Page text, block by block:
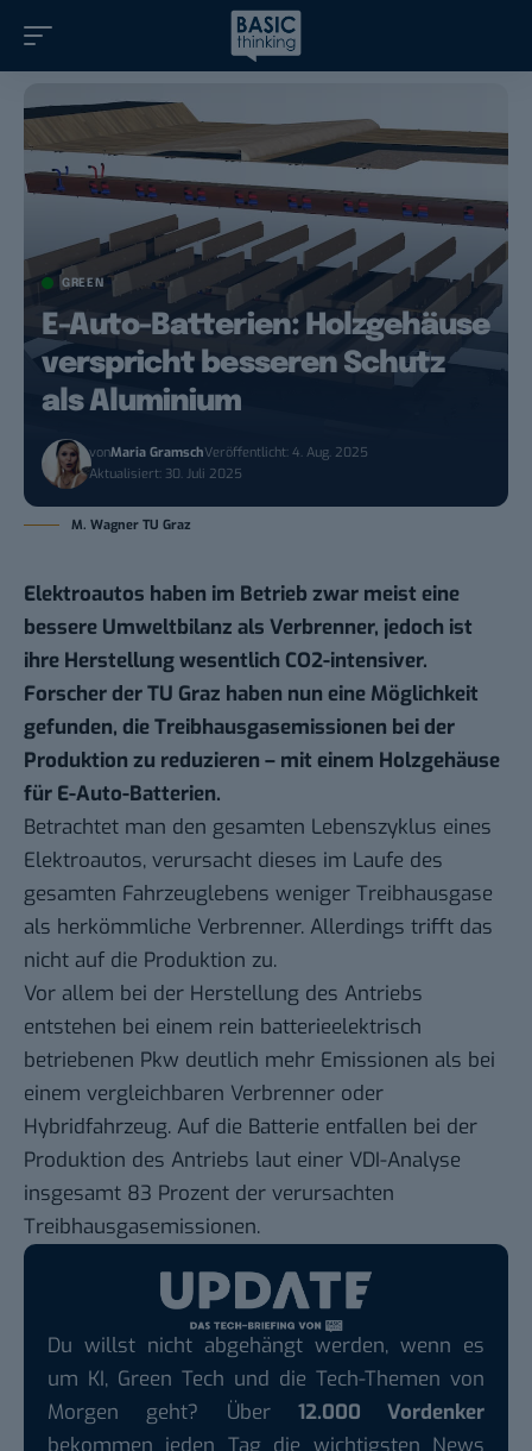
GREEN
E-Auto-Batterien: Holzgehäuse
verspricht besseren Schutz
als Aluminium
vonMaria GramschVeröffentlicht: 4. Aug. 2025
Aktualisiert: 30. Juli 2025
M. Wagner TU Graz
Elektroautos haben im Betrieb zwar meist eine
bessere Umweltbilanz als Verbrenner, jedoch ist
ihre Herstellung wesentlich CO2-intensiver.
Forscher der TU Graz haben nun eine Möglichkeit
gefunden, die Treibhausgasemissionen bei der
Produktion zu reduzieren – mit einem Holzgehäuse
für E-Auto-Batterien.
Betrachtet man den gesamten Lebenszyklus eines
Elektroautos, verursacht dieses im Laufe des
gesamten Fahrzeuglebens weniger Treibhausgase
als herkömmliche Verbrenner. Allerdings trifft das
nicht auf die Produktion zu.
Vor allem bei der Herstellung des Antriebs
entstehen bei einem rein batterieelektrisch
betriebenen Pkw deutlich mehr Emissionen als bei
einem vergleichbaren Verbrenner oder
Hybridfahrzeug. Auf die Batterie entfallen bei der
Produktion des Antriebs laut einer VDI-Analyse
insgesamt 83 Prozent der verursachten
Treibhausgasemissionen.
Du willst nicht abgehängt werden, wenn es
um KI, Green Tech und die Tech-Themen von
Morgen geht? Über 12.000 Vordenker
bekommen jeden Tag die wichtigsten News